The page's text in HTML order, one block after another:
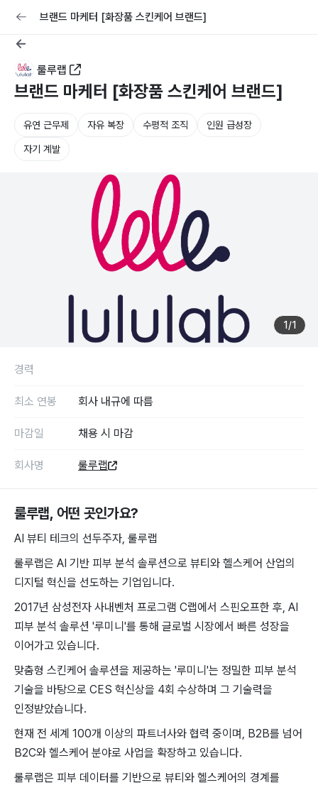
교육 커리어
브랜드 마케터 [화장품 스킨케어 브랜드]
룰루랩
브랜드 마케터 [화장품 스킨케어 브랜드]
유연 근무제 자유 복장 수평적 조직 인원 급성장
자기 계발
1 /1
룰루랩, 어떤 곳인가요?
AI 뷰티 테크의 선두주자, 룰루랩
룰루랩은 AI 기반 피부 분석 솔루션으로 뷰티와 헬스케어 산업의
디지털 혁신을 선도하는 기업입니다.
2017년 삼성전자 사내벤처 프로그램 C랩에서 스핀오프한 후, AI
피부 분석 솔루션 '루미니'를 통해 글로벌 시장에서 빠른 성장을
이어가고 있습니다.
맞춤형 스킨케어 솔루션을 제공하는 '루미니'는 정밀한 피부 분석
기술을 바탕으로 CES 혁신상을 4회 수상하며 그 기술력을
인정받았습니다.
현재 전 세계 100개 이상의 파트너사와 협력 중이며, B2B를 넘어
B2C와 헬스케어 분야로 사업을 확장하고 있습니다.
룰루랩은 피부 데이터를 기반으로 뷰티와 헬스케어의 경계를
경력
최소 연봉 회사 내규에 따름
마감일 채용 시 마감
회사명 룰루랩